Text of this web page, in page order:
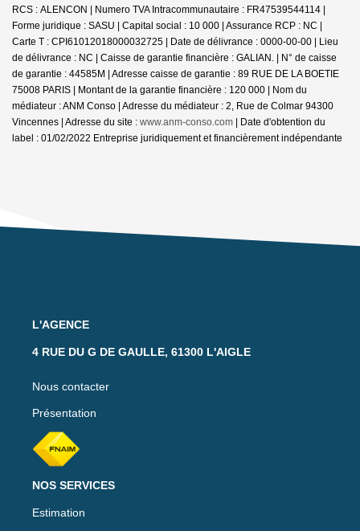
RCS : ALENCON | Numero TVA Intracommunautaire : FR47539544114 |
Forme juridique : SASU | Capital social : 10 000 | Assurance RCP : NC |
Carte T : CPI61012018000032725 | Date de délivrance : 0000-00-00 | Lieu
de délivrance : NC | Caisse de garantie financière : GALIAN. | N° de caisse
de garantie : 44585M | Adresse caisse de garantie : 89 RUE DE LA BOETIE
75008 PARIS | Montant de la garantie financière : 120 000 | Nom du
médiateur : ANM Conso | Adresse du médiateur : 2, Rue de Colmar 94300
Vincennes | Adresse du site : www.anm-conso.com | Date d'obtention du
label : 01/02/2022 Entreprise juridiquement et financièrement indépendante
L'AGENCE
4 RUE DU G DE GAULLE, 61300 L'AIGLE
Nous contacter
Présentation
NOS SERVICES
Estimation